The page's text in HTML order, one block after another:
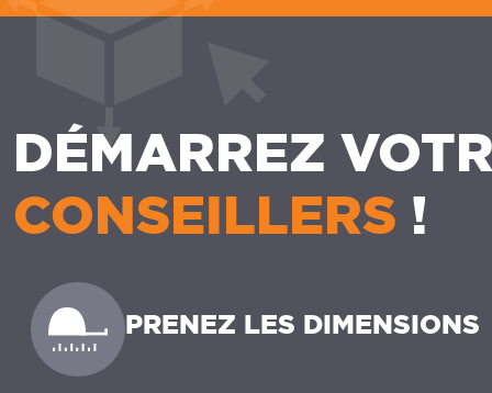
DÉMARREZ
CONSEILLERS !
PRENEZ LES DIMENSIONS